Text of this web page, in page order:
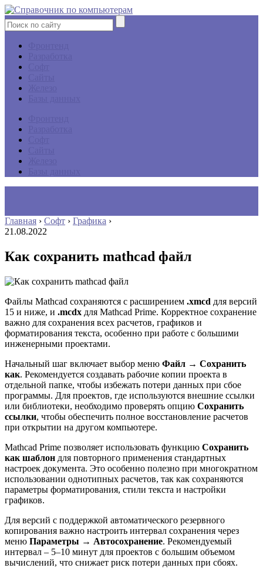
Главная › Софт › Графика ›
21.08.2022
Как сохранить mathcad файл
Файлы Mathcad сохраняются с расширением .xmcd для версий
15 и ниже, и .mcdx для Mathcad Prime. Корректное сохранение
важно для сохранения всех расчетов, графиков и
форматирования текста, особенно при работе с большими
инженерными проектами.
Начальный шаг включает выбор меню Файл → Сохранить
как. Рекомендуется создавать рабочие копии проекта в
отдельной папке, чтобы избежать потери данных при сбое
программы. Для проектов, где используются внешние ссылки
или библиотеки, необходимо проверять опцию Сохранить
ссылки, чтобы обеспечить полное восстановление расчетов
при открытии на другом компьютере.
Mathcad Prime позволяет использовать функцию Сохранить
как шаблон для повторного применения стандартных
настроек документа. Это особенно полезно при многократном
использовании однотипных расчетов, так как сохраняются
параметры форматирования, стили текста и настройки
графиков.
Для версий с поддержкой автоматического резервного
копирования важно настроить интервал сохранения через
меню Параметры → Автосохранение. Рекомендуемый
интервал – 5–10 минут для проектов с большим объемом
вычислений, что снижает риск потери данных при сбоях.